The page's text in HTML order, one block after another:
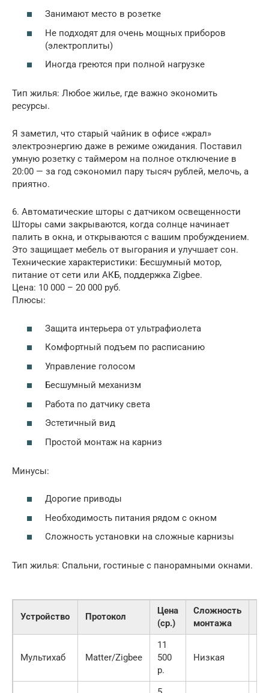
Занимают место в розетке
Не подходят для очень мощных приборов
(электроплиты)
Иногда греются при полной нагрузке
Тип жилья: Любое жилье, где важно экономить
ресурсы.
Я заметил, что старый чайник в офисе «жрал»
электроэнергию даже в режиме ожидания. Поставил
умную розетку с таймером на полное отключение в
20:00 — за год сэкономил пару тысяч рублей, мелочь, а
приятно.
6. Автоматические шторы с датчиком освещенности
Шторы сами закрываются, когда солнце начинает
палить в окна, и открываются с вашим пробуждением.
Это защищает мебель от выгорания и улучшает сон.
Технические характеристики: Бесшумный мотор,
питание от сети или АКБ, поддержка Zigbee.
Цена: 10 000 – 20 000 руб.
Плюсы:
Защита интерьера от ультрафиолета
Комфортный подъем по расписанию
Управление голосом
Бесшумный механизм
Работа по датчику света
Эстетичный вид
Простой монтаж на карниз
Минусы:
Дорогие приводы
Необходимость питания рядом с окном
Сложность установки на сложные карнизы
Тип жилья: Спальни, гостиные с панорамными окнами.
Устройство Протокол
Цена
(ср.)
Сложность
монтажа
Мультихаб Matter/Zigbee
11
500
р.
Низкая